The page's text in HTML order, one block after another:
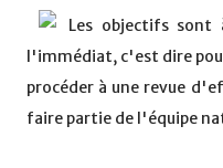
Les objectifs
l'immédiat, c'est dire
procéder à une revue
faire partie de l'équipe